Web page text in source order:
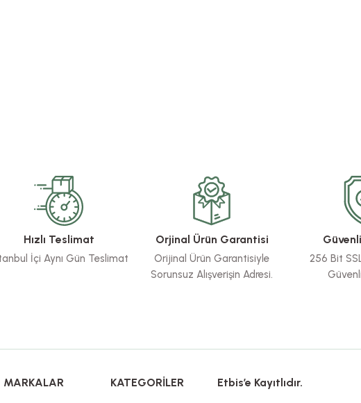
Hızlı Teslimat
İçi Aynı Gün Teslimat
Orjinal Ürün Garantisi
Orijinal Ürün Garantisiyle
Sorunsuz Alışverişin Adresi.
256 Bit
MARKALAR KATEGORİLER Etbis’e Kayıtlıdır.